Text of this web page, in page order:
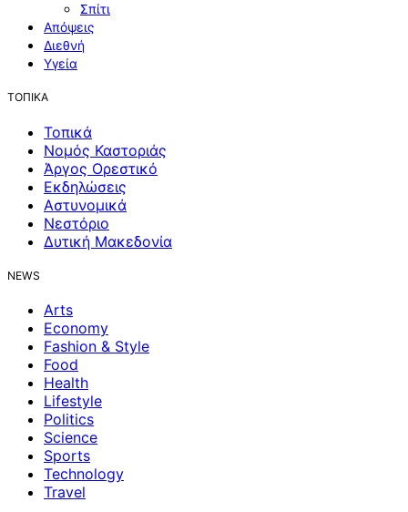
Σπίτι
Απόψεις
Διεθνή
Υγεία
ΤΟΠΙΚΑ
Τοπικά
Νομός Καστοριάς
Άργος Ορεστικό
Εκδηλώσεις
Αστυνομικά
Νεστόριο
Δυτική Μακεδονία
NEWS
Arts
Economy
Fashion & Style
Food
Health
Lifestyle
Politics
Science
Sports
Technology
Travel